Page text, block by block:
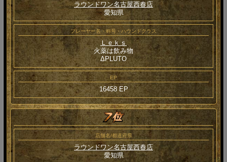
ラウンドワン名古屋西春店
愛知県
プレーヤー名・称号・ハウンドクラス
Ｌｅｋｓ
火薬は飲み物
ΔPLUTO
EP
16458 EP
店舗名/都道府県
ラウンドワン名古屋西春店
愛知県